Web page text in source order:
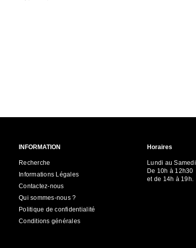
INFORMATION
Recherche
Informations Légales
Contactez-nous
Qui sommes-nous ?
Politique de confidentialité
Conditions générales
Horaires
Lundi au Samedi
De 10h à 12h30
et de 14h à 19h.